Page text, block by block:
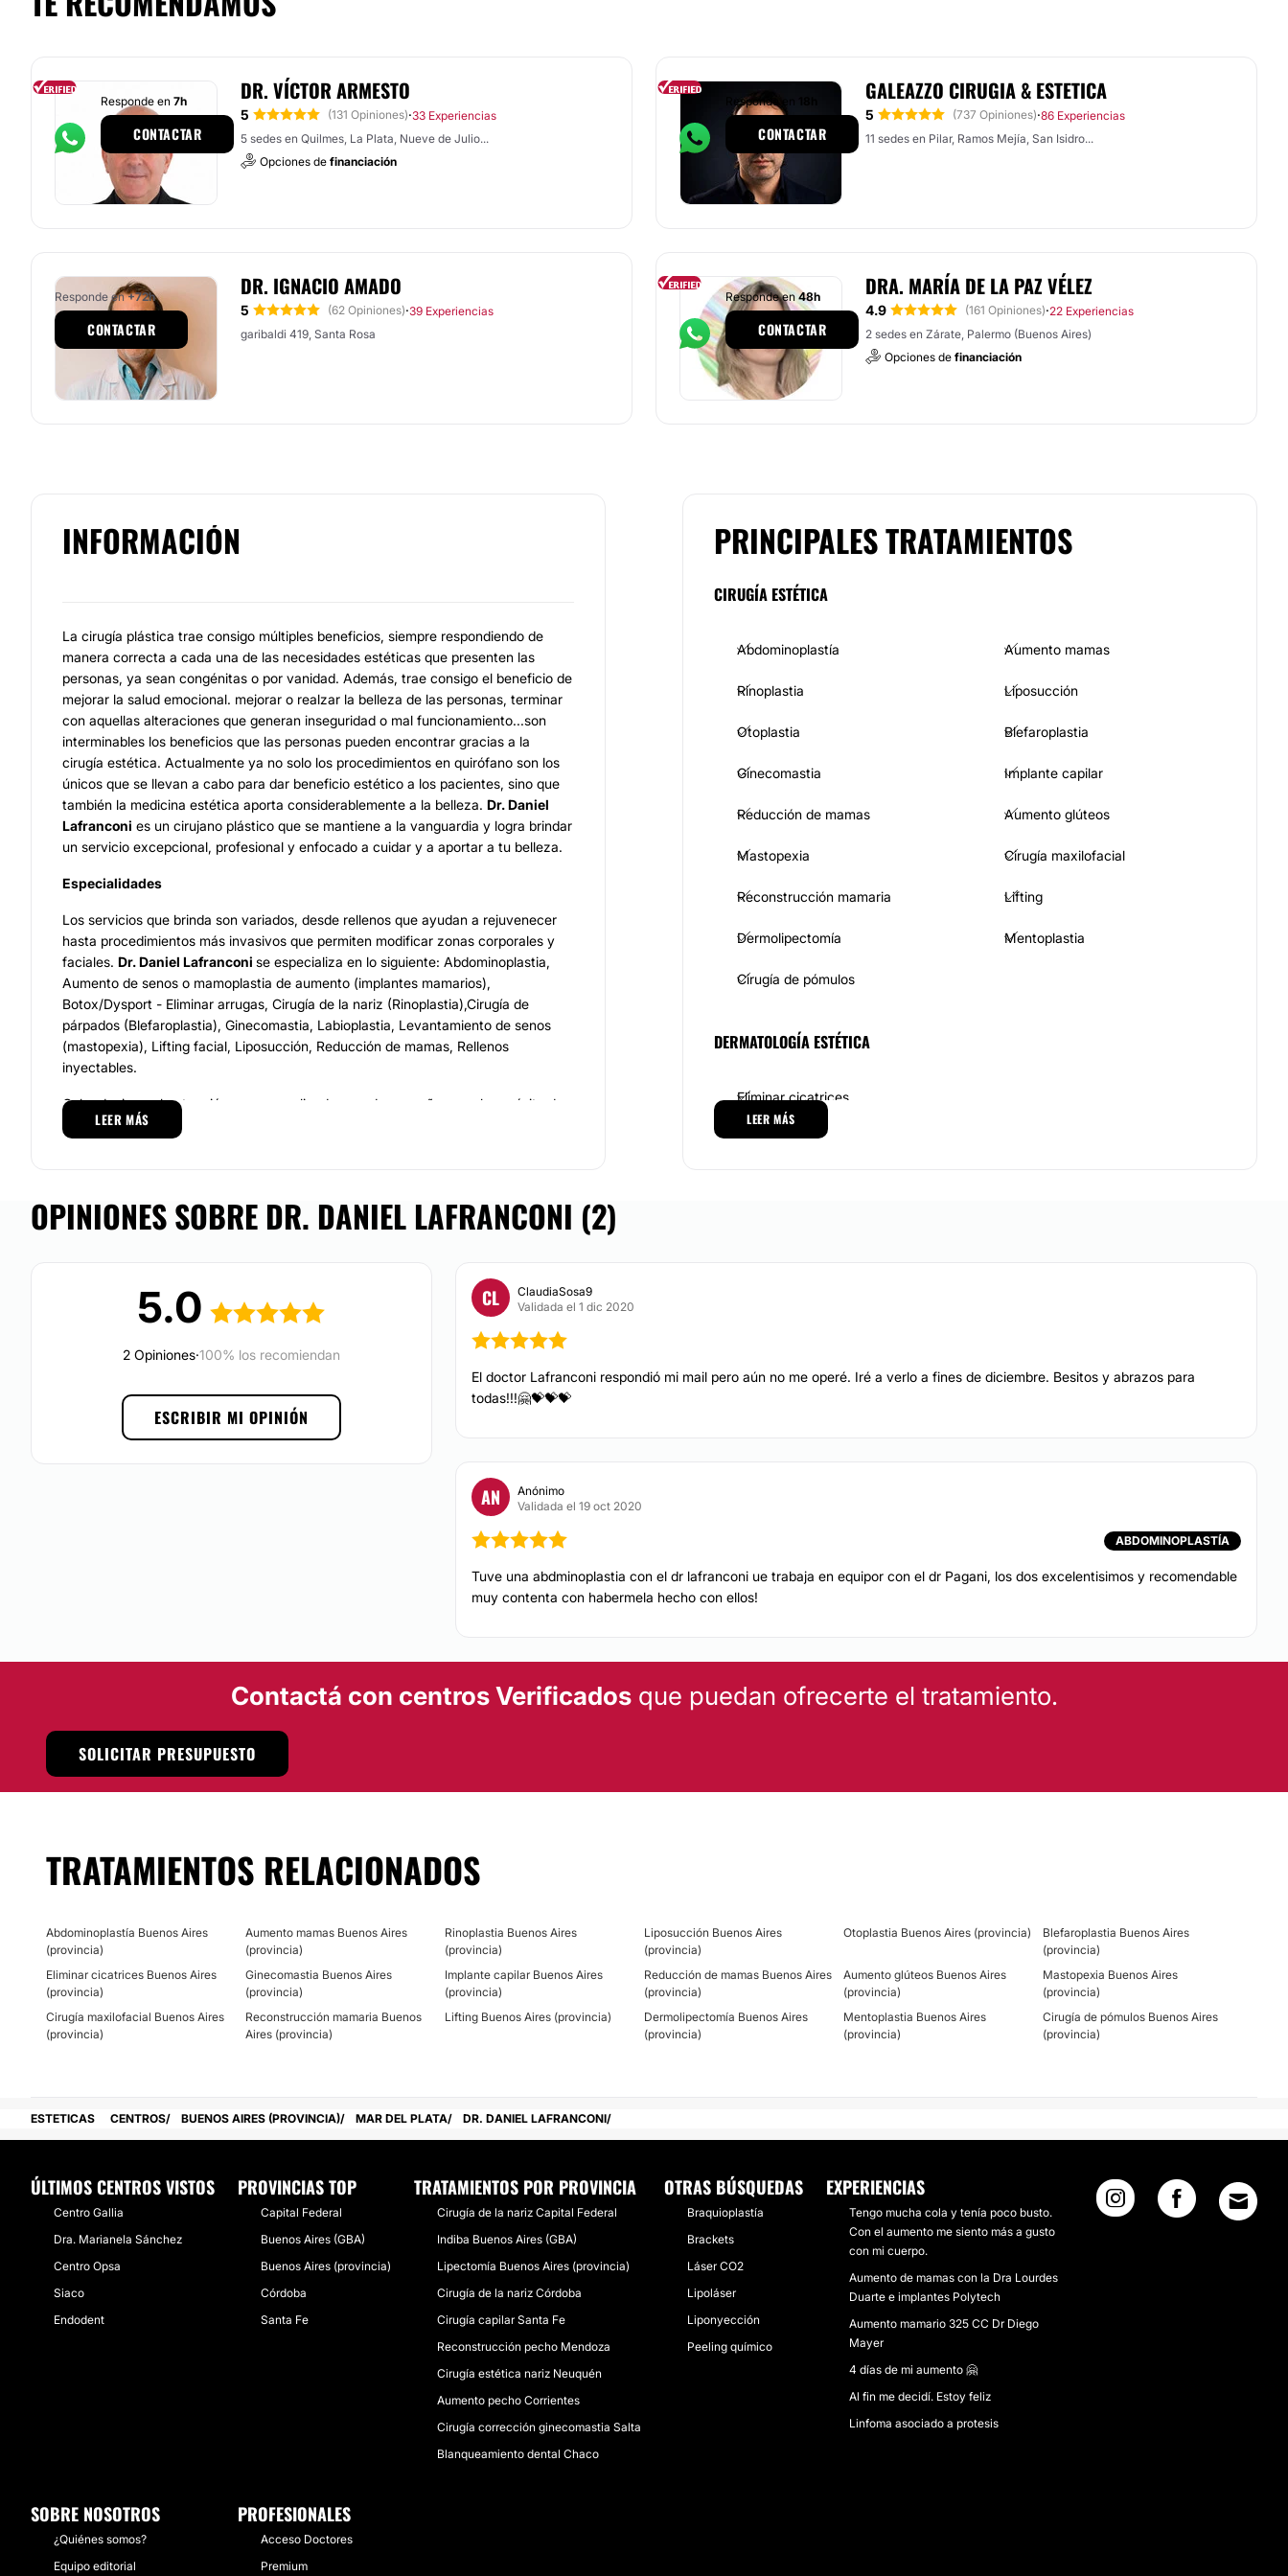
DR. VÍCTOR ARMESTO
5 (131 Opiniones)·33 Experiencias
5 sedes en Quilmes, La Plata, Nueve de Julio...
Opciones de financiación
Responde en 7h
CONTACTAR
GALEAZZO CIRUGIA & ESTETICA
5 (737 Opiniones)·86 Experiencias
11 sedes en Pilar, Ramos Mejía, San Isidro...
Responde en
CONTACTAR
DR. IGNACIO AMADO
5 (62 Opiniones)·39 Experiencias
garibaldi 419, Santa Rosa
Responde en+72h
CONTACTAR
DRA. MARÍA DE LA PAZ VÉLEZ
4.9 (161 Opiniones)·22 Experiencias
2 sedes en Zárate, Palermo (Buenos Aires)
Opciones de financiación
Responde en 48h
CONTACTAR
INFORMACIÓN
La cirugía plástica trae consigo múltiples beneficios, siempre respondiendo de
manera correcta a cada una de las necesidades estéticas que presenten las
personas, ya sean congénitas o por vanidad. Además, trae consigo el beneficio de
mejorar la salud emocional. mejorar o realzar la belleza de las personas, terminar
con aquellas alteraciones que generan inseguridad o mal funcionamiento...son
interminables los beneficios que las personas pueden encontrar gracias a la
cirugía estética. Actualmente ya no solo los procedimientos en quirófano son los
únicos que se llevan a cabo para dar beneficio estético a los pacientes, sino que
también la medicina estética aporta considerablemente a la belleza. Dr. Daniel
Lafranconi es un cirujano plástico que se mantiene a la vanguardia y logra brindar
un servicio excepcional, profesional y enfocado a cuidar y a aportar a tu belleza.
Especialidades
Los servicios que brinda son variados, desde rellenos que ayudan a rejuvenecer
hasta procedimientos más invasivos que permiten modificar zonas corporales y
faciales. Dr. Daniel Lafranconi se especializa en lo siguiente: Abdominoplastia,
Aumento de senos o mamoplastia de aumento (implantes mamarios),
Botox/Dysport - Eliminar arrugas, Cirugía de la nariz (Rinoplastia),Cirugía de
párpados (Blefaroplastia), Ginecomastia, Labioplastia, Levantamiento de senos
(mastopexia), Lifting facial, Liposucción, Reducción de mamas, Rellenos
inyectables.
Cabe decir que la atención es personalizada y se desempeña con el propósito de
brindar seguridad y belleza sin perjudicar la salud.
plástica y losprocedimientos ya mencionados. Su actualización y buen
Estética y Reparadora. Dispone de la tecnología y herramientas de calidad
necesarias para ejercer su labor.
Posibilidad de videoconsulta:
LEER MÁS
PRINCIPALES TRATAMIENTOS
CIRUGÍA ESTÉTICA
Abdominoplastía Aumento mamas
Rinoplastia Liposucción
Otoplastia Blefaroplastia
Ginecomastia Implante capilar
Reducción de mamas Aumento glúteos
Mastopexia Cirugía maxilofacial
Reconstrucción mamaria Lifting
Dermolipectomía Mentoplastia
Cirugía de pómulos
DERMATOLOGÍA ESTÉTICA
Eliminar cicatrices
LEER MÁS
OPINIONES SOBRE DR. DANIEL LAFRANCONI (2)
5.0
2 Opiniones·100% los recomiendan
ESCRIBIR MI OPINIÓN
CL
ClaudiaSosa9
Validada el 1 dic 2020
El doctor Lafranconi respondió mi mail pero aún no me operé. Iré a verlo a fines de diciembre. Besitos y abrazos para
todas!!!🤗💝💝💝
AN
Anónimo
Validada el 19 oct 2020
ABDOMINOPLASTÍA
Tuve una abdminoplastia con el dr lafranconi ue trabaja en equipor con el dr Pagani, los dos excelentisimos y recomendable
muy contenta con habermela hecho con ellos!
Contactá con centros Verificadosque puedan ofrecerte el tratamiento.
SOLICITAR PRESUPUESTO
TRATAMIENTOS RELACIONADOS
Abdominoplastía Buenos Aires
(provincia)
Aumento mamas Buenos Aires
(provincia)
Rinoplastia Buenos Aires
(provincia)
Liposucción Buenos Aires
(provincia)
Otoplastia Buenos Aires (provincia)
Blefaroplastia Buenos Aires
(provincia)
Eliminar cicatrices Buenos Aires
(provincia)
Ginecomastia Buenos Aires
(provincia)
Implante capilar Buenos Aires
(provincia)
Reducción de mamas Buenos Aires
(provincia)
Aumento glúteos Buenos Aires
(provincia)
Mastopexia Buenos Aires
(provincia)
Cirugía maxilofacial Buenos Aires
(provincia)
Reconstrucción mamaria Buenos
Aires (provincia)
Lifting Buenos Aires (provincia)
Dermolipectomía Buenos Aires
(provincia)
Mentoplastia Buenos Aires
(provincia)
Cirugía de pómulos Buenos Aires
(provincia)
ESTETICAS CENTROS BUENOS AIRES (PROVINCIA) MAR DEL PLATA DR. DANIEL LAFRANCONI
ÚLTIMOS CENTROS VISTOS
Centro Gallia
Dra. Marianela Sánchez
Centro Opsa
Siaco
Endodent
PROVINCIAS TOP
Capital Federal
Buenos Aires (GBA)
Buenos Aires (provincia)
Córdoba
Santa Fe
TRATAMIENTOS POR PROVINCIA
Cirugía de la nariz Capital Federal
Indiba Buenos Aires (GBA)
Lipectomía Buenos Aires (provincia)
Cirugía de la nariz Córdoba
Cirugía capilar Santa Fe
Reconstrucción pecho Mendoza
Cirugía estética nariz Neuquén
Aumento pecho Corrientes
Cirugía corrección ginecomastia Salta
Blanqueamiento dental Chaco
OTRAS BÚSQUEDAS
Braquioplastía
Brackets
Láser CO2
Lipoláser
Liponyección
Peeling químico
EXPERIENCIAS
Tengo mucha cola y tenía poco busto.
Con el aumento me siento más a gusto
con mi cuerpo.
Aumento de mamas con la Dra Lourdes
Duarte e implantes Polytech
Aumento mamario 325 CC Dr Diego
Mayer
4 días de mi aumento 🤗
Al fin me decidí. Estoy feliz
Linfoma asociado a protesis
SOBRE NOSOTROS
¿Quiénes somos?
Equipo editorial
PROFESIONALES
Acceso Doctores
Premium